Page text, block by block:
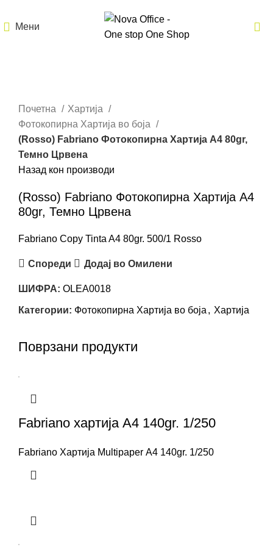
Мени
Почетна
Хартија
Фотокопирна Хартија во боја
(Rosso) Fabriano Фотокопирна Хартија A4 80gr,
Темно Црвена
Назад кон производи
(Rosso) Fabriano Фотокопирна Хартија A4
80gr, Темно Црвена
Fabriano Copy Tinta A4 80gr. 500/1 Rosso
Спореди Додај во Омилени
ШИФРА: OLEA0018
Категории: Фотокопирна Хартија во боја , Хартија
Поврзани продукти
Fabriano хартија A4 140gr. 1/250
Fabriano Хартија Мultipaper A4 140gr. 1/250